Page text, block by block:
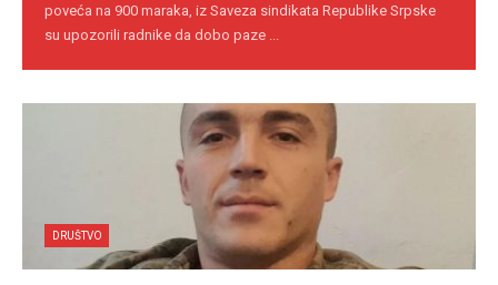
poveća na 900 maraka, iz Saveza sindikata Republike Srpske
su upozorili radnike da dobo paze ...
DRUŠTVO